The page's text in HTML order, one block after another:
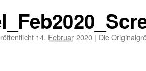
14. Februar 2020 | Die